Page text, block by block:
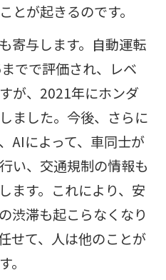
とが起きるのです。
寄与します。自動運転
でで評価され、レベ
が、2021年にホンダ
ました。今後、さらに
AIによって、車同士が
い、交通規制の情報も
ます。これにより、安
渋滞も起こらなくなり
せて、人は他のことが
。